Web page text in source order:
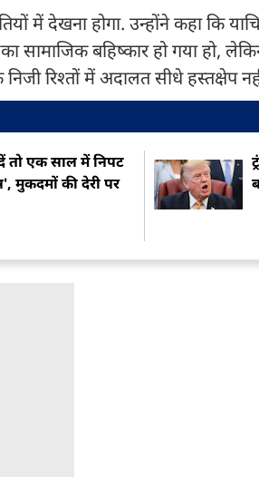
में देखना होगा. उन्होंने कहा कि
बहिष्कार हो गया हो,
रिश्तों में अदालत सीधे हस्तक्षेप
तो एक साल में निपट
मुकदमों की देरी पर